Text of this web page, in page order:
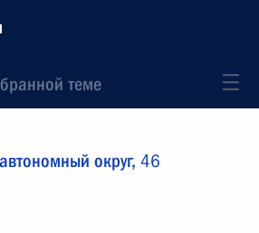
теме
округ, 46